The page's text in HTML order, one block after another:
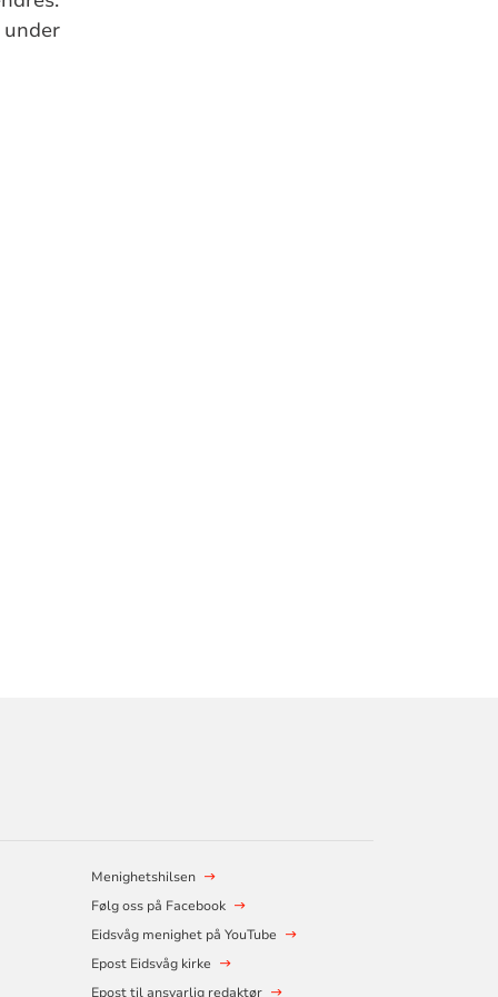
Menighetshilsen
Følg oss på Facebook
Eidsvåg menighet på YouTube
Epost Eidsvåg kirke
Epost til ansvarlig redaktør